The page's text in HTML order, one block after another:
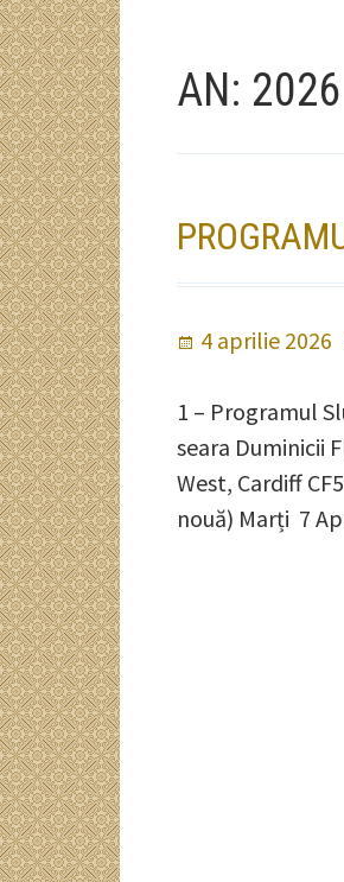
AN: 2026
Publicat
4 aprilie 2026
1 – Programul
seara Duminicii
West, Cardiff
nouă) Marți 7